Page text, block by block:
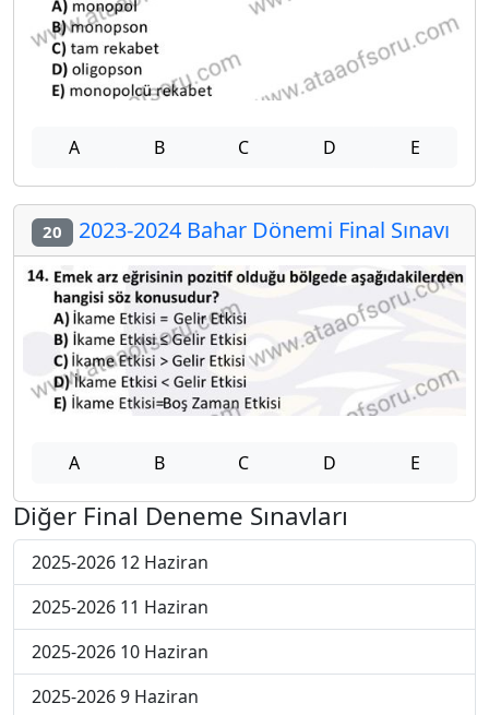
A B C D E
20 2023-2024 Bahar Dönemi Final Sınavı
A B C D E
Diğer Final Deneme Sınavları
2025-2026 12 Haziran
2025-2026 11 Haziran
2025-2026 10 Haziran
2025-2026 9 Haziran